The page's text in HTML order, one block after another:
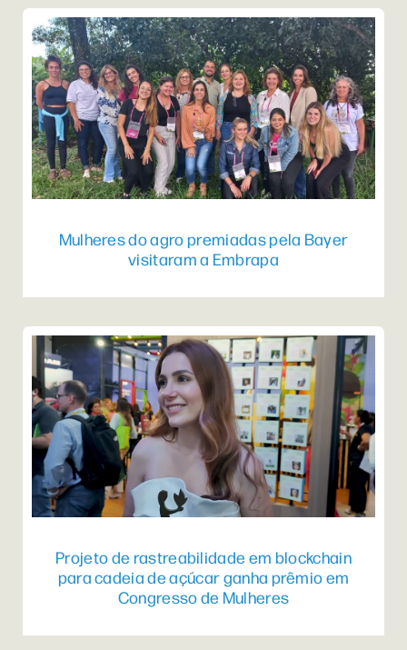
Mulheres do agro premiadas pela Bayer
visitaram a Embrapa
Projeto de rastreabilidade em blockchain
para cadeia de açúcar ganha prêmio em
Congresso de Mulheres